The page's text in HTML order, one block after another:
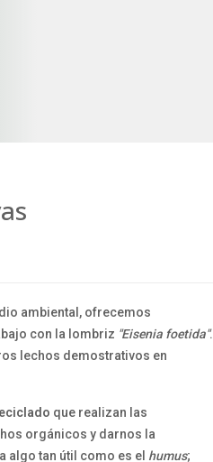
ambiental, ofrecemos
con la lombriz "Eisenia foetida".
lechos demostrativos en
que realizan las
orgánicos y darnos la
algo tan útil como es el humus;